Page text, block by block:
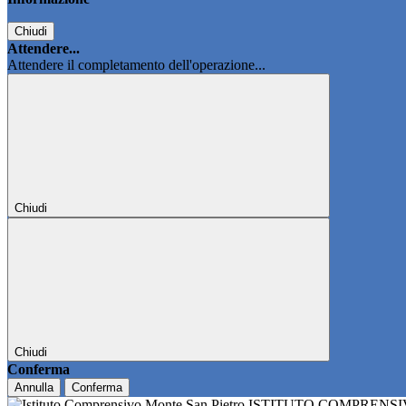
Chiudi
Attendere...
Attendere il completamento dell'operazione...
Chiudi
Chiudi
Conferma
Annulla Conferma